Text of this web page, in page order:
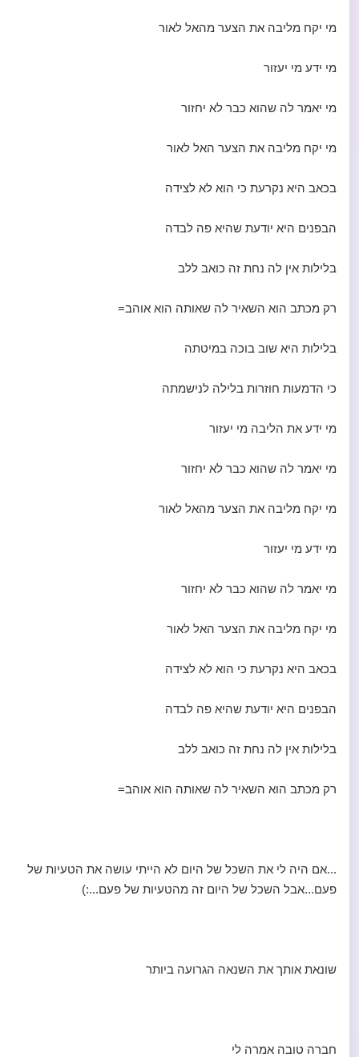
מי יקח מליבה את הצער מהאל לאור
מי ידע מי יעזור
מי יאמר לה שהוא כבר לא יחזור
מי יקח מליבה את הצער האל לאור
בכאב היא נקרעת כי הוא לא לצידה
הבפנים היא יודעת שהיא פה לבדה
בלילות אין לה נחת זה כואב ללב
רק מכתב הוא השאיר לה שאותה הוא אוהב=
בלילות היא שוב בוכה במיטתה
כי הדמעות חוזרות בלילה לנישמתה
מי ידע את הליבה מי יעזור
מי יאמר לה שהוא כבר לא יחזור
מי יקח מליבה את הצער מהאל לאור
מי ידע מי יעזור
מי יאמר לה שהוא כבר לא יחזור
מי יקח מליבה את הצער האל לאור
בכאב היא נקרעת כי הוא לא לצידה
הבפנים היא יודעת שהיא פה לבדה
בלילות אין לה נחת זה כואב ללב
רק מכתב הוא השאיר לה שאותה הוא אוהב=
...אם היה לי את השכל של היום לא הייתי עושה את הטעיות של
פעם...אבל השכל של היום זה מהטעיות של פעם...:)
שונאת אותך את השנאה הגרועה ביותר
חברה טובה אמרה לי